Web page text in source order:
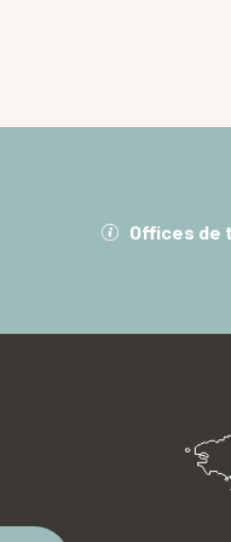
Offices de